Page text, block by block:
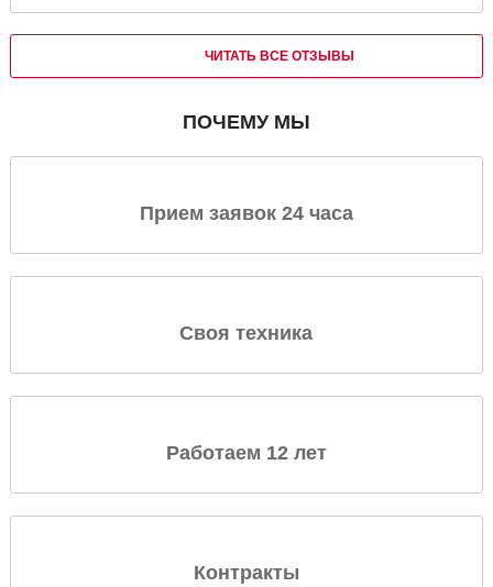
ЧИТАТЬ ВСЕ ОТЗЫВЫ
ПОЧЕМУ МЫ
Прием заявок 24 часа
Своя техника
Работаем 12 лет
Контракты